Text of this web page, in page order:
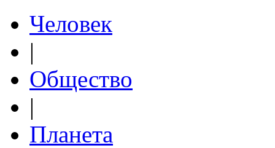
Человек
|
Общество
|
Планета